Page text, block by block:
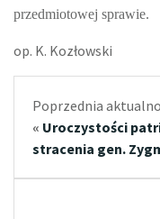
przedmiotowej sprawie.
op. K. Kozłowski
Poprzednia
« Uroczystości
stracenia gen.